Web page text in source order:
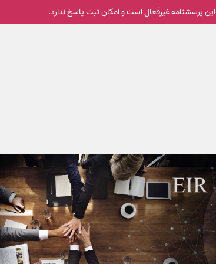
این پرسشنامه غیر‌فعال است و امکان ثبت پاسخ ندارد.